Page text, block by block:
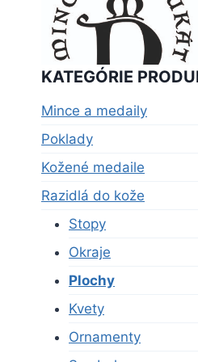
KATEGÓRIE
Mince a medaily
Poklady
Kožené medaile
Razidlá do kože
Stopy
Okraje
Plochy
Kvety
Ornamenty